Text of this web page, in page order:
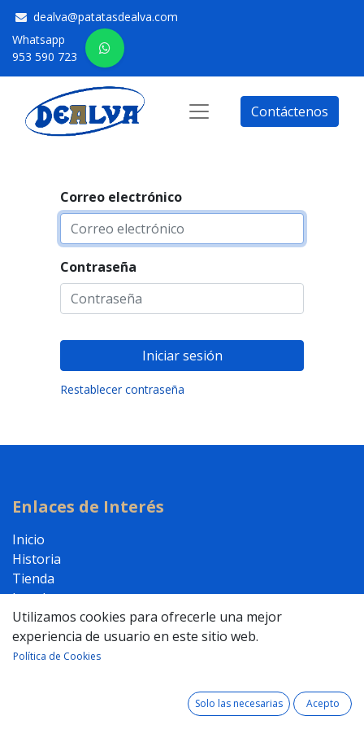
dealva@patatasdealva.com
Whatsapp
953 590 723
Contáctenos
Correo electrónico
Contraseña
Iniciar sesión
Restablecer contraseña
Enlaces de Interés
Inicio
Historia
Tienda
Legal
Contáctenos
Jose Luis Delgado Alvarez S.L.
Utilizamos cookies para ofrecerle una mejor
experiencia de usuario en este sitio web.
Política de Cookies
Solo las necesarias Acepto